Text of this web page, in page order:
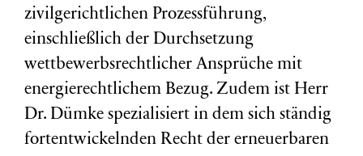
zivilgerichtlichen Prozessführung,
einschließlich der Durchsetzung
wettbewerbsrechtlicher Ansprüche mit
energierechtlichem Bezug. Zudem ist Herr
Dr. Dümke spezialisiert in dem sich ständig
fortentwickelnden Recht der erneuerbaren